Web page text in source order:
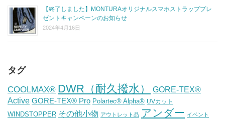
【終了しました】MONTURAオリジナルスマホストラッププレ
ゼントキャンペーンのお知らせ
2024年4月16日
タグ
COOLMAX® DWR（耐久撥水）
GORE-TEX®
Active GORE-TEX® Pro Polartec® Alpha® UVカット
WINDSTOPPER その他小物 アウトレット品 アンダー イベント